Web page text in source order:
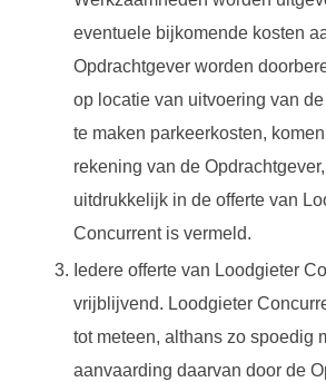
eventuele bijkomende kosten
Opdrachtgever worden
op locatie van uitvoering van
te maken parkeerkosten,
rekening van de
uitdrukkelijk in de offerte van
Concurrent is vermeld.
Iedere offerte van Loodgieter
vrijblijvend. Loodgieter
tot meteen, althans zo spoedig
aanvaarding daarvan door de